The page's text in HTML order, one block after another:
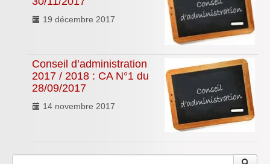
19 décembre 2017
Conseil d’administration
2017 / 2018 : CA N°1 du
28/09/2017
14 novembre 2017